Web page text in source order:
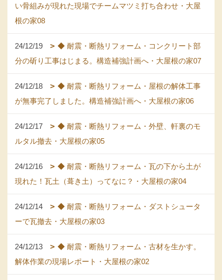
い骨組みが現れた現場でチームマツミ打ち合わせ・大屋
根の家08
24/12/19
◆ 耐震・断熱リフォーム・コンクリート部
分の斫り工事はじまる。構造補強計画へ・大屋根の家07
24/12/18
◆ 耐震・断熱リフォーム・屋根の解体工事
が無事完了しました。構造補強計画へ・大屋根の家06
24/12/17
◆ 耐震・断熱リフォーム・外壁、軒裏のモ
ルタル撤去・大屋根の家05
24/12/16
◆ 耐震・断熱リフォーム・瓦の下から土が
現れた！瓦土（葺き土）ってなに？・大屋根の家04
24/12/14
◆ 耐震・断熱リフォーム・ダストシュータ
ーで瓦撤去・大屋根の家03
24/12/13
◆ 耐震・断熱リフォーム・古材を生かす。
解体作業の現場レポート・大屋根の家02